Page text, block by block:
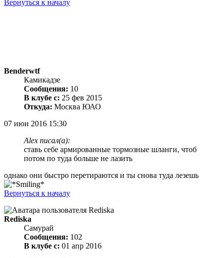
Вернуться к началу
Benderwtf
Камикадзе
Сообщения: 10
В клубе с: 25 фев 2015
Откуда: Москва ЮАО
07 июн 2016 15:30
Alex писал(а):
ставь себе армированные тормозные шланги, чтоб
потом по туда больше не лазить
однако они быстро перетираются и ты снова туда лезешь
Вернуться к началу
Rediska
Самурай
Сообщения: 102
В клубе с: 01 апр 2016